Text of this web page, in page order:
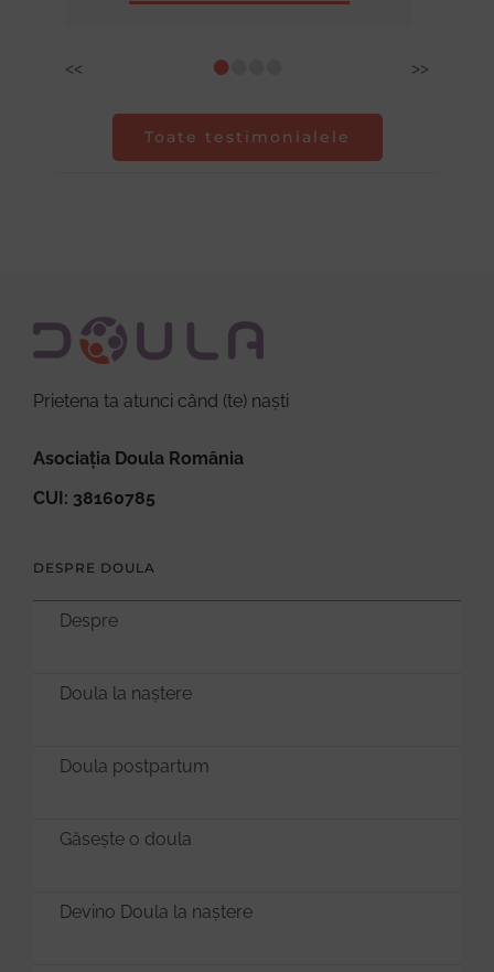
<< • >>
Toate testimonialele
Prietena ta atunci când (te) naști
Asociația Doula România
CUI: 38160785
DESPRE DOULA
Despre
Doula la naștere
Doula postpartum
Găsește o doula
Devino Doula la naștere